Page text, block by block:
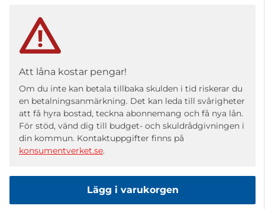
Att låna kostar pengar!
Om du inte kan betala tillbaka skulden i tid riskerar du
en betalningsanmärkning. Det kan leda till svårigheter
att få hyra bostad, teckna abonnemang och få nya lån.
För stöd, vänd dig till budget- och skuldrådgivningen i
din kommun. Kontaktuppgifter finns på
konsumentverket.se.
Lägg i varukorgen